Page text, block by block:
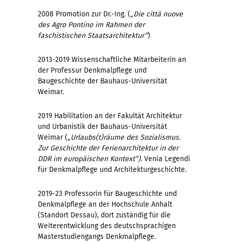
2008 Promotion zur Dr.-Ing. („Die città nuove
des Agro Pontino im Rahmen der
faschistischen Staatsarchitektur“)
2013-2019 Wissenschaftliche Mitarbeiterin an
der Professur Denkmalpflege und
Baugeschichte der Bauhaus-Universität
Weimar.
2019 Habilitation an der Fakultät Architektur
und Urbanistik der Bauhaus-Universität
Weimar („Urlaubs(t)räume des Sozialismus.
Zur Geschichte der Ferienarchitektur in der
DDR im europäischen Kontext“). Venia Legendi
für Denkmalpflege und Architekturgeschichte.
2019-23 Professorin für Baugeschichte und
Denkmalpflege an der Hochschule Anhalt
(Standort Dessau), dort zuständig für die
Weiterentwicklung des deutschsprachigen
Masterstudiengangs Denkmalpflege.